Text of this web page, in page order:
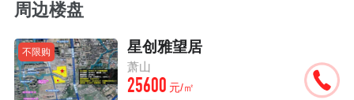
周边楼盘
不限购 星创雅望居
萧山
25600 元/㎡